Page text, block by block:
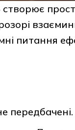
питання